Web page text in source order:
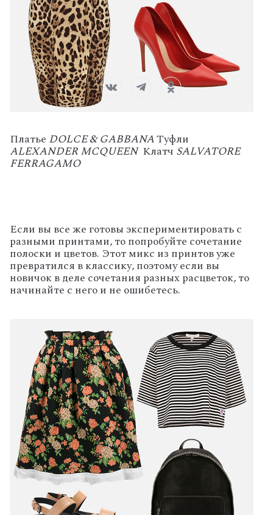
Платье DOLCE & GABBANAТуфли
ALEXANDER MCQUEENКлатч SALVATORE
FERRAGAMO
Если вы все же готовы экспериментировать с
разными принтами, то попробуйте сочетание
полоски и цветов. Этот микс из принтов уже
превратился в классику, поэтому если вы
новичок в деле сочетания разных расцветок, то
начинайте с него и не ошибетесь.